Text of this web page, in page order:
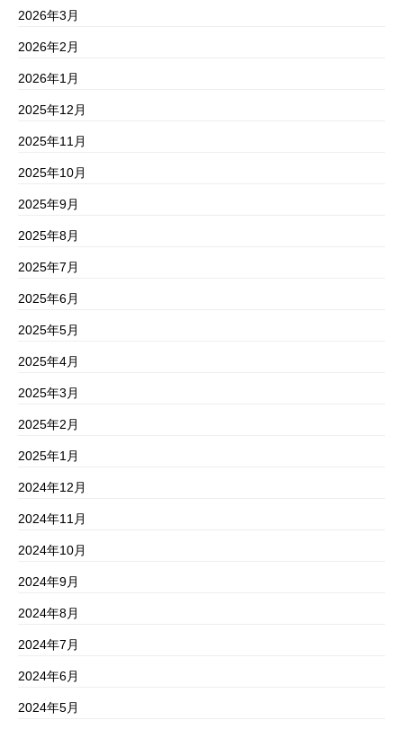
2026年3月
2026年2月
2026年1月
2025年12月
2025年11月
2025年10月
2025年9月
2025年8月
2025年7月
2025年6月
2025年5月
2025年4月
2025年3月
2025年2月
2025年1月
2024年12月
2024年11月
2024年10月
2024年9月
2024年8月
2024年7月
2024年6月
2024年5月